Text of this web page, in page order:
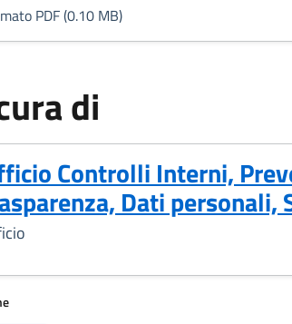
PDF (0.10 MB)
di
Controlli Interni,
Dati